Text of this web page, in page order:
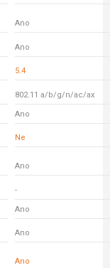
Ano
Ano
5.4
802.11 a/b/g/n/ac/ax
Ano
Ne
Ano
-
Ano
Ano
Ano